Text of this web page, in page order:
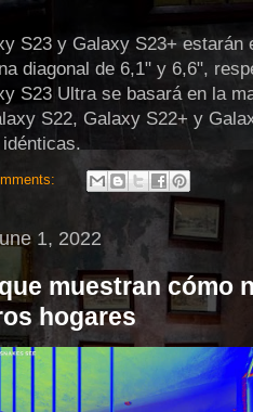
S23 y Galaxy S23+ estarán
diagonal de 6,1" y 6,6",
S23 Ultra se basará en la
S22, Galaxy S22+ y
1, 2022
muestran cómo
hogares